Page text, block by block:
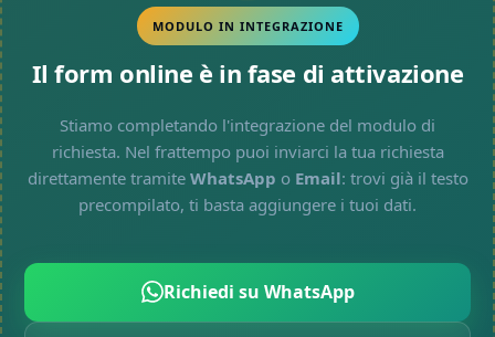
MODULO IN INTEGRAZIONE
Il form online è in fase di attivazione
Stiamo completando l'integrazione del modulo di
richiesta. Nel frattempo puoi inviarci la tua richiesta
direttamente tramite WhatsApp o Email: trovi già il testo
precompilato, ti basta aggiungere i tuoi dati.
Richiedi su WhatsApp